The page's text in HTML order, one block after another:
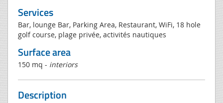
Services
Bar, lounge Bar, Parking Area, Restaurant, WiFi, 18 hole
golf course, plage privée, activités nautiques
Surface area
150 mq - interiors
Description